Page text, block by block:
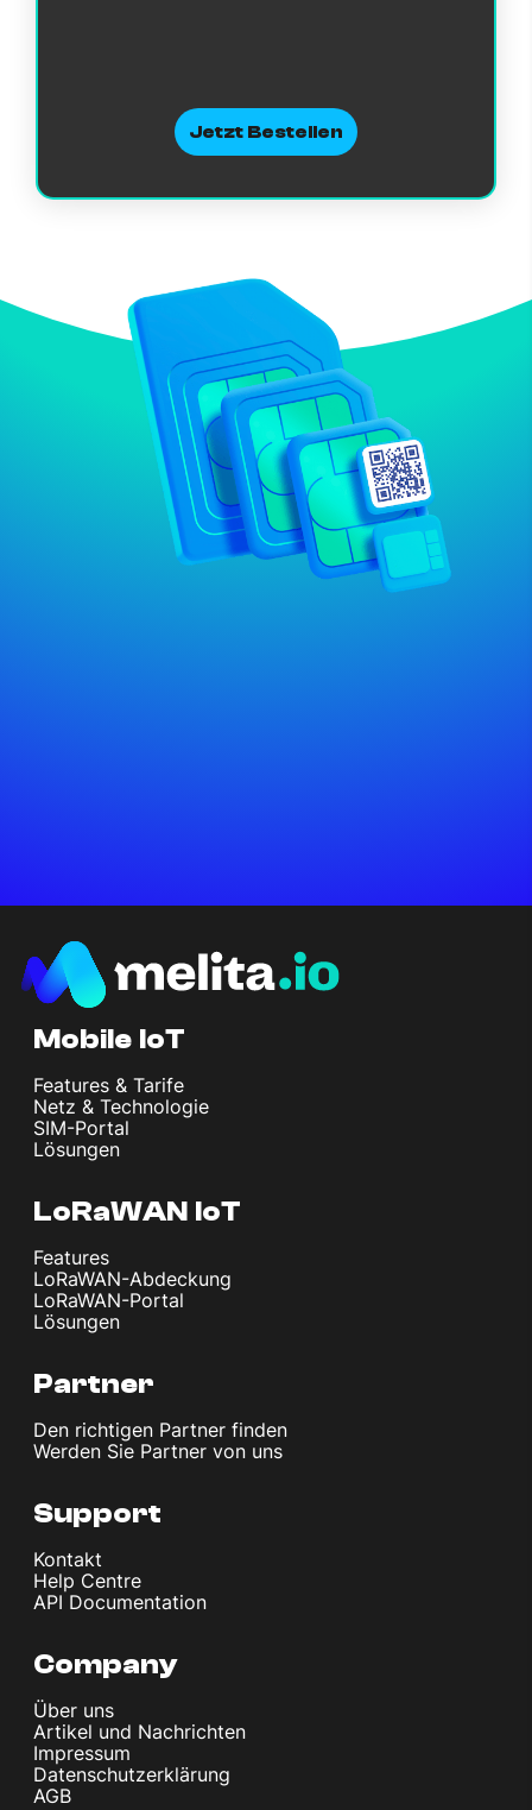
Jetzt Bestellen
Mobile IoT
Features & Tarife
Netz & Technologie
SIM-Portal
Lösungen
LoRaWAN IoT
Features
LoRaWAN-Abdeckung
LoRaWAN-Portal
Lösungen
Partner
Den richtigen Partner finden
Werden Sie Partner von uns
Support
Kontakt
Help Centre
API Documentation
Company
Über uns
Artikel und Nachrichten
Impressum
Datenschutzerklärung
AGB